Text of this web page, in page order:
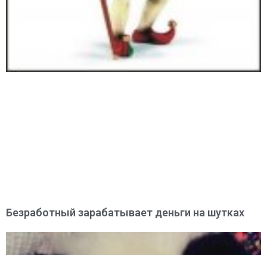
Безработный зарабатывает деньги на шутках